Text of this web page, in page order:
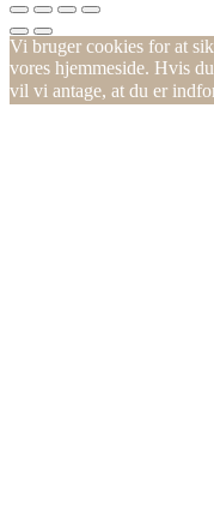
Vi bruger cookies for at
vores hjemmeside. Hvis
vil vi antage, at du er